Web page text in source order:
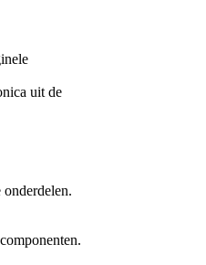
uit de